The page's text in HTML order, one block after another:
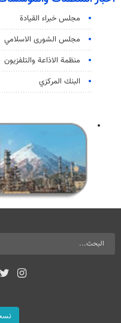
مجلس خبراء القيادة
مجلس الشورى الاسلامي
منظمة الاذاعة والتلفزیون
البنك المركزي